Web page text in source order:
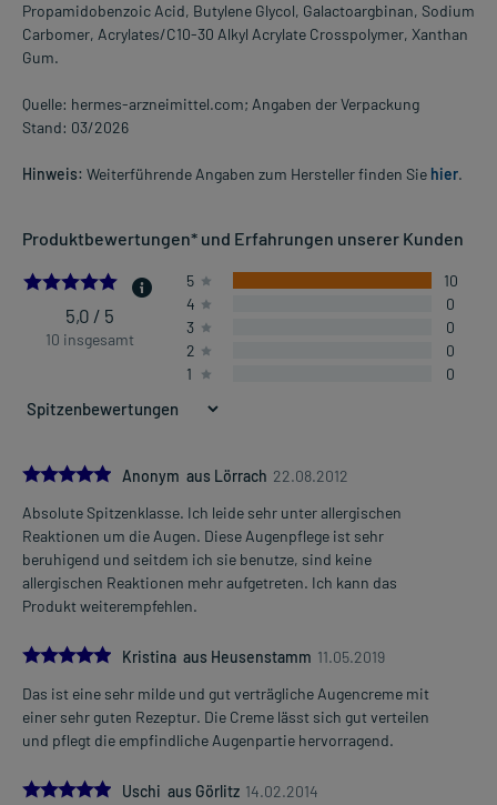
Propamidobenzoic Acid, Butylene Glycol, Galactoargbinan, Sodium
Carbomer, Acrylates/C10-30 Alkyl Acrylate Crosspolymer, Xanthan
Gum.
Quelle: hermes-arzneimittel.com; Angaben der Verpackung
Stand: 03/2026
Hinweis: Weiterführende Angaben zum Hersteller finden Sie hier.
Produktbewertungen* und Erfahrungen unserer Kunden
5.0
5,0 / 5
10 insgesamt
5
10
4
0
3
0
2
0
1
0
5.0Anonym aus Lörrach 22.08.2012
Absolute Spitzenklasse. Ich leide sehr unter allergischen
Reaktionen um die Augen. Diese Augenpflege ist sehr
beruhigend und seitdem ich sie benutze, sind keine
allergischen Reaktionen mehr aufgetreten. Ich kann das
Produkt weiterempfehlen.
5.0
Kristina aus Heusenstamm 11.05.2019
Das ist eine sehr milde und gut verträgliche Augencreme mit
einer sehr guten Rezeptur. Die Creme lässt sich gut verteilen
und pflegt die empfindliche Augenpartie hervorragend.
5.0
Uschi aus Görlitz 14.02.2014